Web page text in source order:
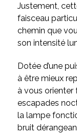
Justement,
faisceau
chemin que
son intensité
Dotée d’une
à être mieux
à vous orienter
escapades
la lampe
bruit